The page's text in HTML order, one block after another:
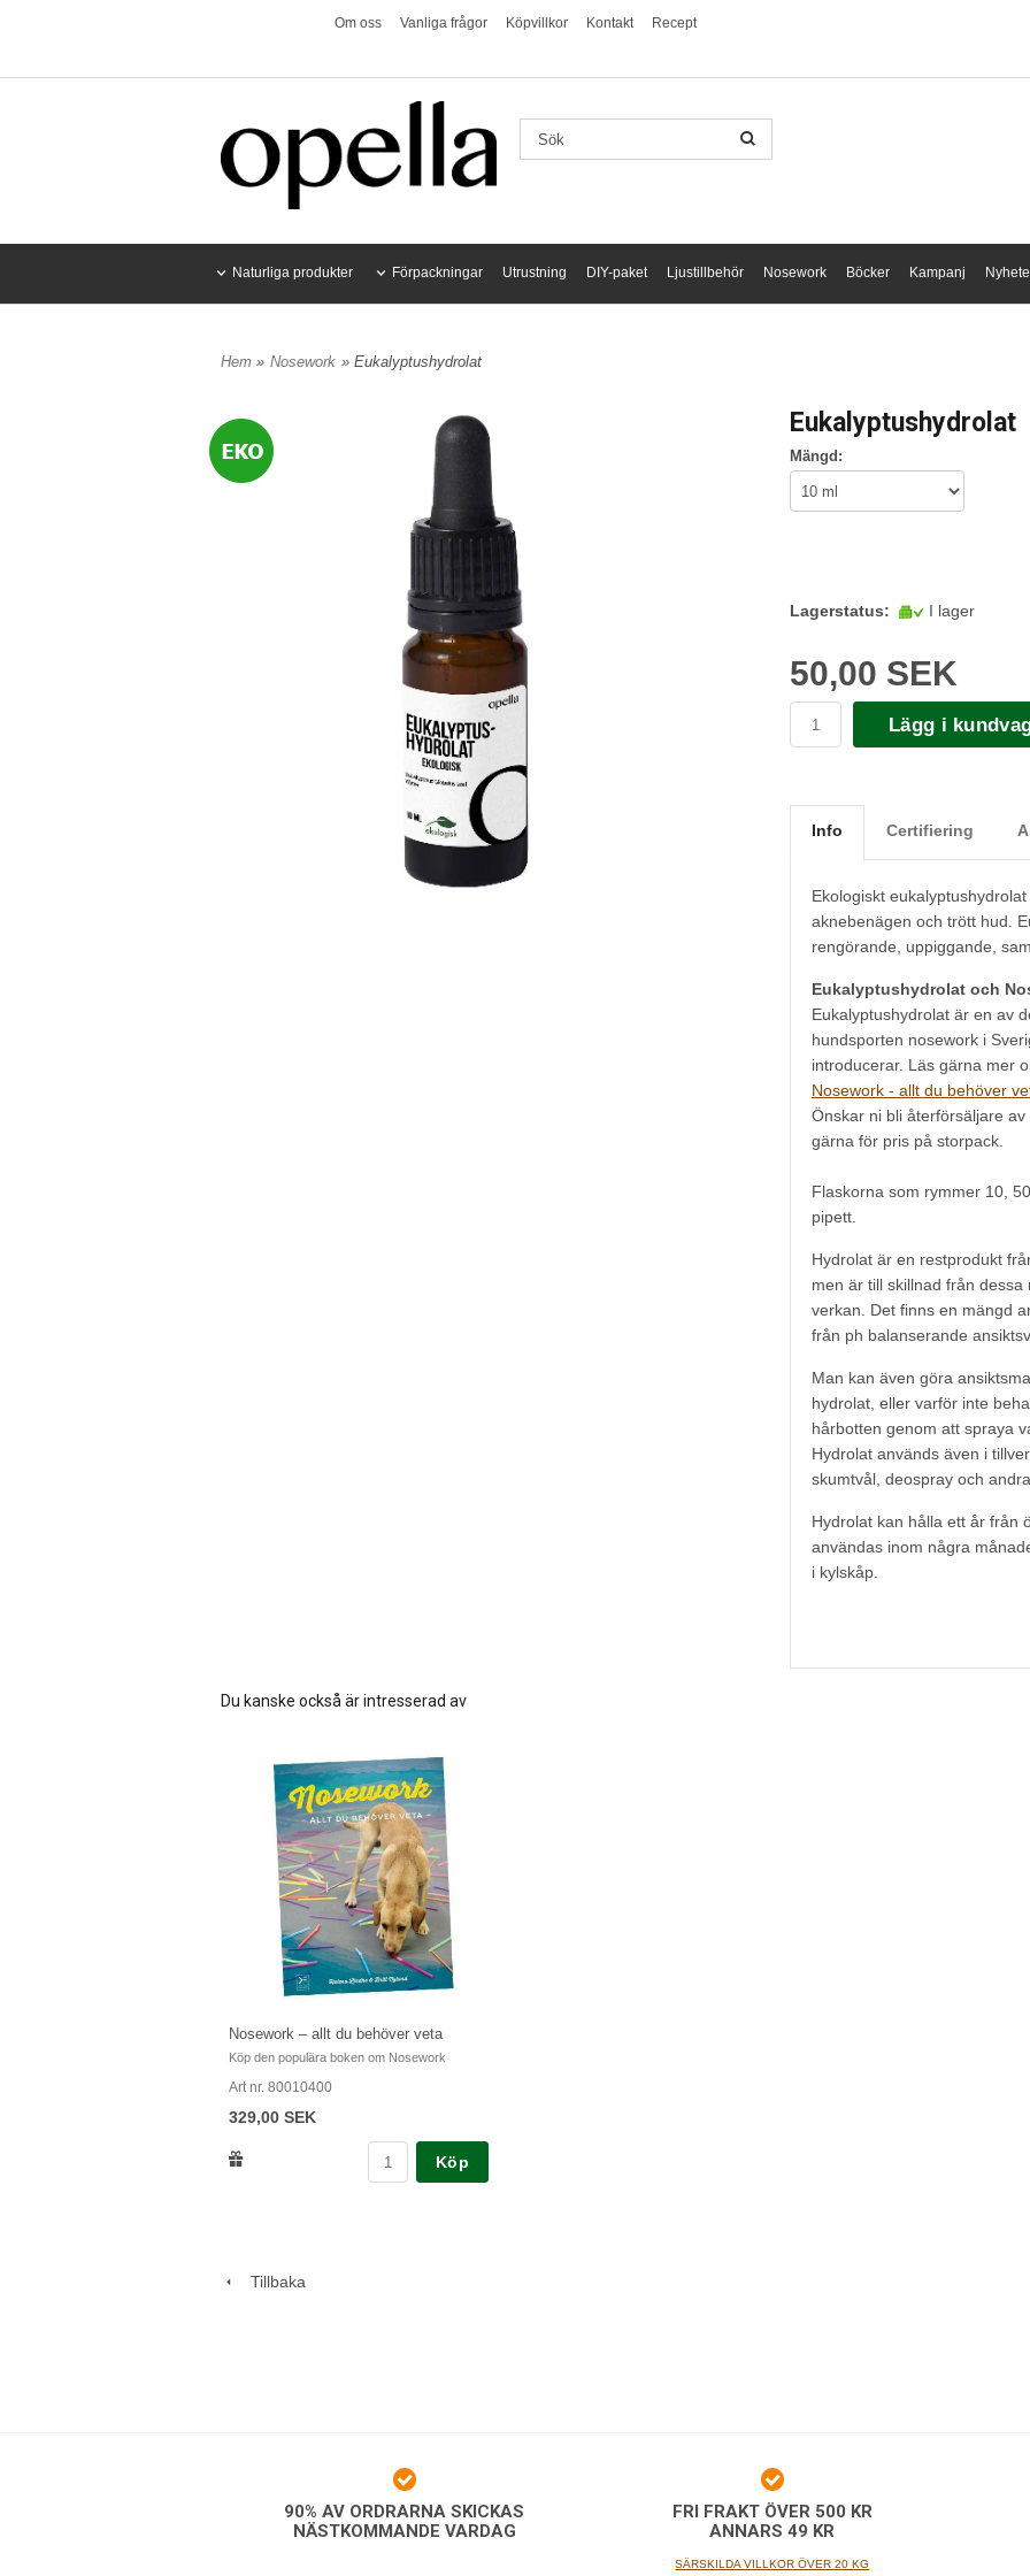
Om oss Vanliga frågor Köpvillkor Kontakt Recept
Naturliga produkter Förpackningar Utrustning DIY-paket Ljustillbehör Nosework Böcker Kampanj
Hem » Nosework » Eukalyptushydrolat
Eukalyptushydrolat
Mängd:
Lagerstatus: I lager
50,00 SEK
Lägg i
Info Certifiering
Ekologiskt
aknebenägen och trött hud.
rengörande, uppiggande,
Eukalyptushydrolat och
Eukalyptushydrolat är en av
hundsporten nosework i
introducerar. Läs gärna mer
Nosework - allt du behöver
Önskar ni bli återförsäljare
gärna för pris på storpack.
Flaskorna som rymmer 10,
pipett.
Hydrolat är en restprodukt
men är till skillnad från
verkan. Det finns en mängd
från ph balanserande
Man kan även göra
hydrolat, eller varför inte
hårbotten genom att spraya
Hydrolat används även i
skumtvål, deospray och
Hydrolat kan hålla ett år från
användas inom några
i kylskåp.
Du kanske också är intresserad av
Nosework – allt du behöver veta
Köp den populära boken om Nosework
Art nr. 80010400
329,00 SEK
Köp
Tillbaka
90% AV ORDRARNA SKICKAS
NÄSTKOMMANDE VARDAG
FRI FRAKT ÖVER 500 KR
ANNARS 49 KR
SÄRSKILDA VILLKOR ÖVER 20 KG